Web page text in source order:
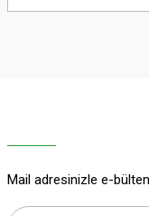
yetersiz gördüğünüz
Bu ürüne benzer
Mail adresinizle e-